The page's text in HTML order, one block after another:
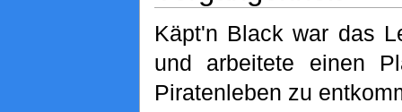
Käpt'n Black war das
und arbeitete einen
Piratenleben zu